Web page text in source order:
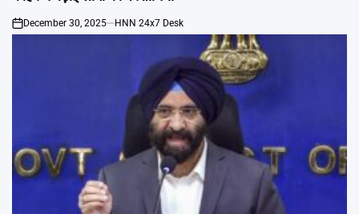
on
December 30, 2025 HNN 24x7 Desk